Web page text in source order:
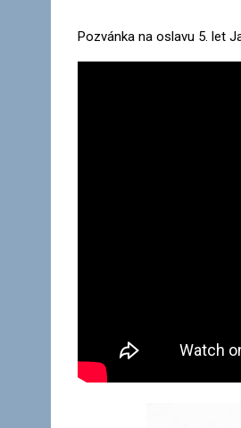
Pozvánka na oslavu 5. let